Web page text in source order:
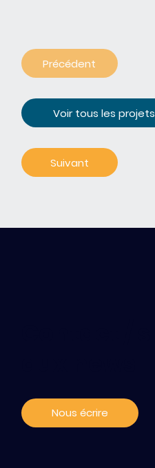
Précédent
Voir tous les projets
Nous écrire